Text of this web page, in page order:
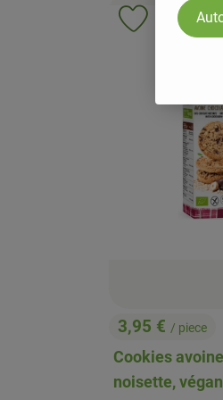
, Prix:
3,95 € / piece
Cookies
noisette,
Ajouter le